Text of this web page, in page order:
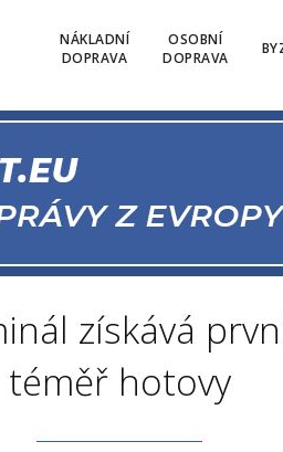
NÁKLADNÍ
DOPRAVA
OSOBNÍ
DOPRAVA
získává
téměř hotovy